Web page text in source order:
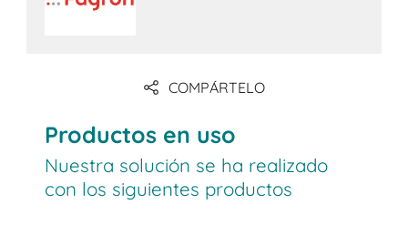
COMPÁRTELO
Productos en uso
Nuestra solución se ha realizado
con los siguientes productos